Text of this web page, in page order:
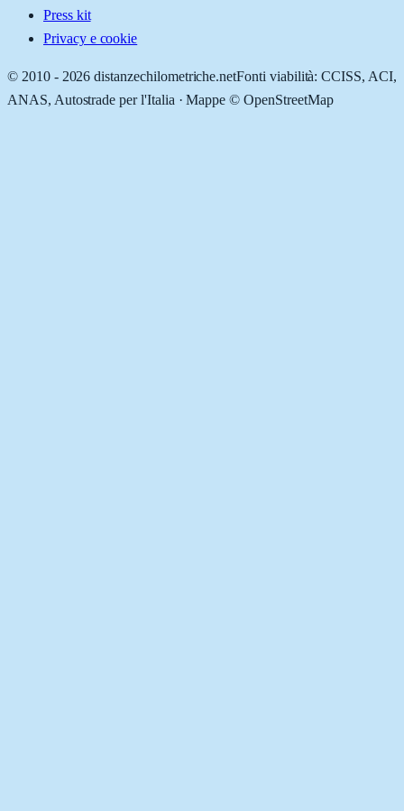
Press kit
Privacy e cookie
© 2010 - 2026 distanzechilometriche.netFonti viabilità: CCISS, ACI,
ANAS, Autostrade per l'Italia · Mappe © OpenStreetMap